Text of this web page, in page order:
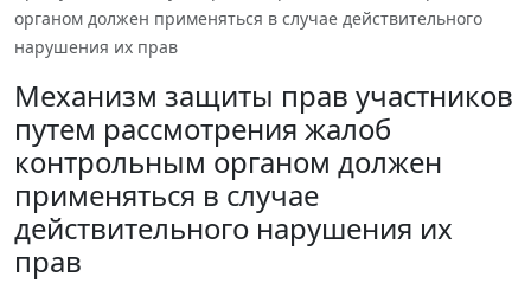
органом должен применяться в случае действительного
нарушения их прав
Механизм защиты прав участников
путем рассмотрения жалоб
контрольным органом должен
применяться в случае
действительного нарушения их
прав